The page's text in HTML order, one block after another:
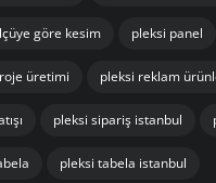
göre kesim pleksi panel
üretimi pleksi reklam
pleksi sipariş istanbul
pleksi tabela istanbul